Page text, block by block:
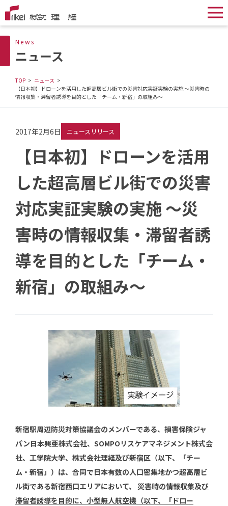
News
ニュース
TOP
ニュース
【日本初】ドローンを活用した超高層ビル街での災害対応実証実験の実施 ～災害時の
情報収集・滞留者誘導を目的とした「チーム・新宿」の取組み～
2017年2月6日 ニュースリリース
【日本初】ドローンを活用
した超高層ビル街での災害
対応実証実験の実施 ～災
害時の情報収集・滞留者誘
導を目的とした「チーム・
新宿」の取組み～
新宿駅周辺防災対策協議会のメンバーである、損害保険ジャ
パン日本興亜株式会社、SOMPOリスケアマネジメント株式会
社、工学院大学、株式会社理経及び新宿区（以下、「チー
ム・新宿」）は、合同で日本有数の人口密集地かつ超高層ビ
ル街である新宿西口エリアにおいて、 災害時の情報収集及び
滞留者誘導を目的に、小型無人航空機（以下、「ドロー